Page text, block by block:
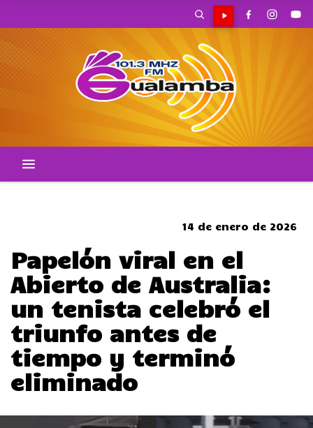
14 de enero de 2026
Papelón viral en el
Abierto de Australia:
un tenista celebró el
triunfo antes de
tiempo y terminó
eliminado